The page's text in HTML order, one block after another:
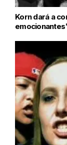
Korn dará a